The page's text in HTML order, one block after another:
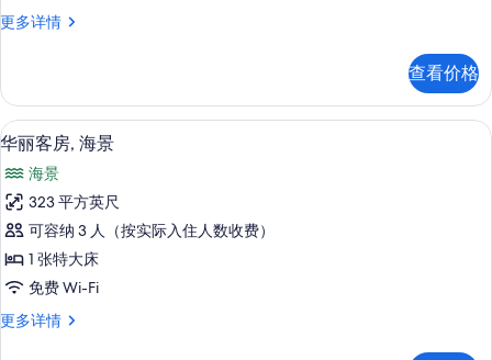
观
所
有
照
片
更多详情
双
洋
景
观
多
信
息
查看价格
显
华
丽
客
房,
景
迷你吧、客房内保险箱、办公桌、遮光
4
华丽客房, 海景
海景
323 平方英尺
可容纳 3 人（按实际入住人数收费）
1 张特大床
免费 Wi-Fi
更多详情
华